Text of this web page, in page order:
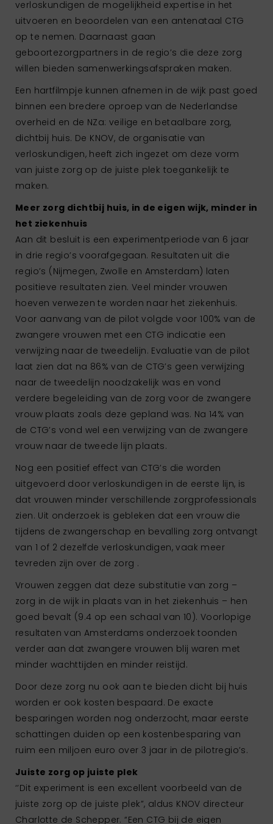
verloskundigen de mogelijkheid expertise in het
uitvoeren en beoordelen van een antenataal CTG
op te nemen. Daarnaast gaan
geboortezorgpartners in de regio’s die deze zorg
willen bieden samenwerkingsafspraken maken.
Een hartfilmpje kunnen afnemen in de wijk past goed
binnen een bredere oproep van de Nederlandse
overheid en de NZa: veilige en betaalbare zorg,
dichtbij huis. De KNOV, de organisatie van
verloskundigen, heeft zich ingezet om deze vorm
van juiste zorg op de juiste plek toegankelijk te
maken.
Meer zorg dichtbij huis, in de eigen wijk, minder in
het ziekenhuis
Aan dit besluit is een experimentperiode van 6 jaar
in drie regio’s voorafgegaan. Resultaten uit die
regio’s (Nijmegen, Zwolle en Amsterdam) laten
positieve resultaten zien. Veel minder vrouwen
hoeven verwezen te worden naar het ziekenhuis.
Voor aanvang van de pilot volgde voor 100% van de
zwangere vrouwen met een CTG indicatie een
verwijzing naar de tweedelijn. Evaluatie van de pilot
laat zien dat na 86% van de CTG’s geen verwijzing
naar de tweedelijn noodzakelijk was en vond
verdere begeleiding van de zorg voor de zwangere
vrouw plaats zoals deze gepland was. Na 14% van
de CTG’s vond wel een verwijzing van de zwangere
vrouw naar de tweede lijn plaats.
Nog een positief effect van CTG’s die worden
uitgevoerd door verloskundigen in de eerste lijn, is
dat vrouwen minder verschillende zorgprofessionals
zien. Uit onderzoek is gebleken dat een vrouw die
tijdens de zwangerschap en bevalling zorg ontvangt
van 1 of 2 dezelfde verloskundigen, vaak meer
tevreden zijn over de zorg .
Vrouwen zeggen dat deze substitutie van zorg –
zorg in de wijk in plaats van in het ziekenhuis – hen
goed bevalt (9.4 op een schaal van 10). Voorlopige
resultaten van Amsterdams onderzoek toonden
verder aan dat zwangere vrouwen blij waren met
minder wachttijden en minder reistijd.
Door deze zorg nu ook aan te bieden dicht bij huis
worden er ook kosten bespaard. De exacte
besparingen worden nog onderzocht, maar eerste
schattingen duiden op een kostenbesparing van
ruim een miljoen euro over 3 jaar in de pilotregio’s.
Juiste zorg op juiste plek
‘’Dit experiment is een excellent voorbeeld van de
juiste zorg op de juiste plek”, aldus KNOV directeur
Charlotte de Schepper. “Een CTG bij de eigen